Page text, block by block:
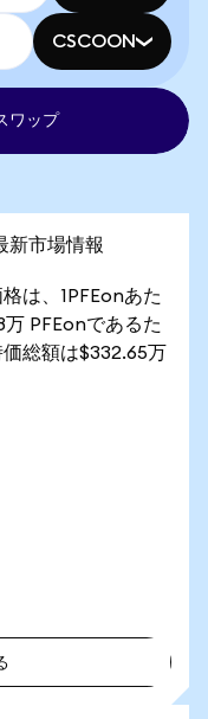
CSCOON
ワップ
市場情報
は、1PFEonあた
万 PFEonであるた
総額は$332.65万